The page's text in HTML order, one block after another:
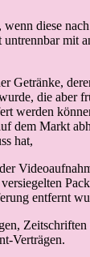
diese
mit
Getränke,
die aber
werden
dem Markt
hat,
entfernt
Verträgen.